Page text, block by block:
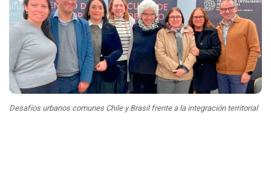
Desafíos urbanos comunes Chile y Brasil frente a la integración territorial